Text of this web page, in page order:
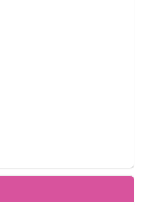
の交流。引き込まれる
とも数多くの支持が集